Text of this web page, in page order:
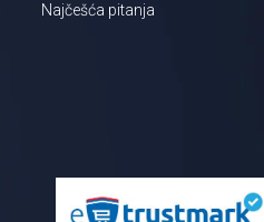
Najčešća pitanja